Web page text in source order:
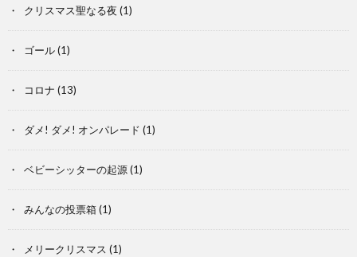
クリスマス聖なる夜 (1)
ゴール(1)
コロナ (13)
ダメ! ダメ! オンパレード (1)
ベビーシッターの起源(1)
みんなの投票箱(1)
メリークリスマス (1)